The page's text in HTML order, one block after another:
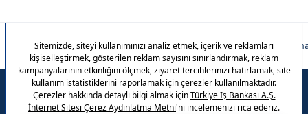
Ana Sayfa Bilim 7. Türkiye Okullar Arası Zekâ Oyunları